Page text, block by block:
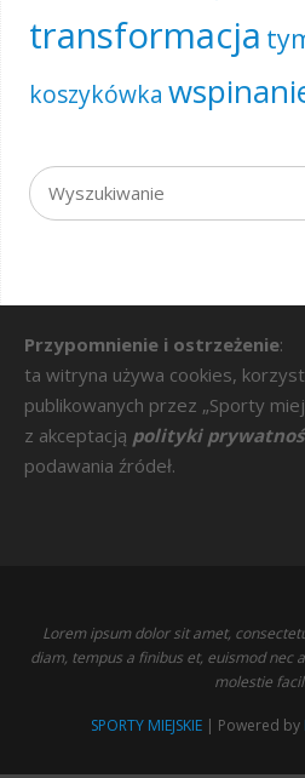
transformacja
koszykówka
Przypomnienie i ostrzeżenie:
ta witryna używa cookies,
publikowanych przez „Sporty
z akceptacją polityki
podawania źródeł.
Lorem ipsum dolor sit amet,
diam, tempus a finibus et, euismod nec
molestie
SPORTY MIEJSKIE | Powered by